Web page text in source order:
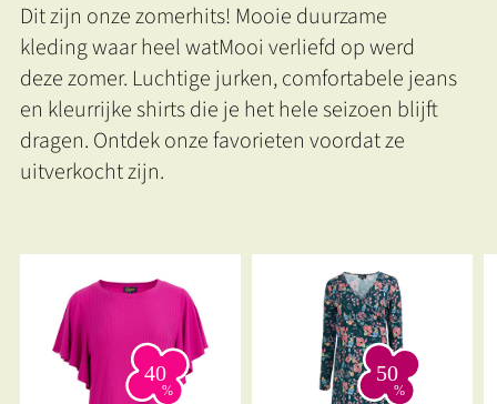
Dit zijn onze zomerhits! Mooie duurzame
kleding waar heel watMooi verliefd op werd
deze zomer. Luchtige jurken, comfortabele jeans
en kleurrijke shirts die je het hele seizoen blijft
dragen. Ontdek onze favorieten voordat ze
uitverkocht zijn.